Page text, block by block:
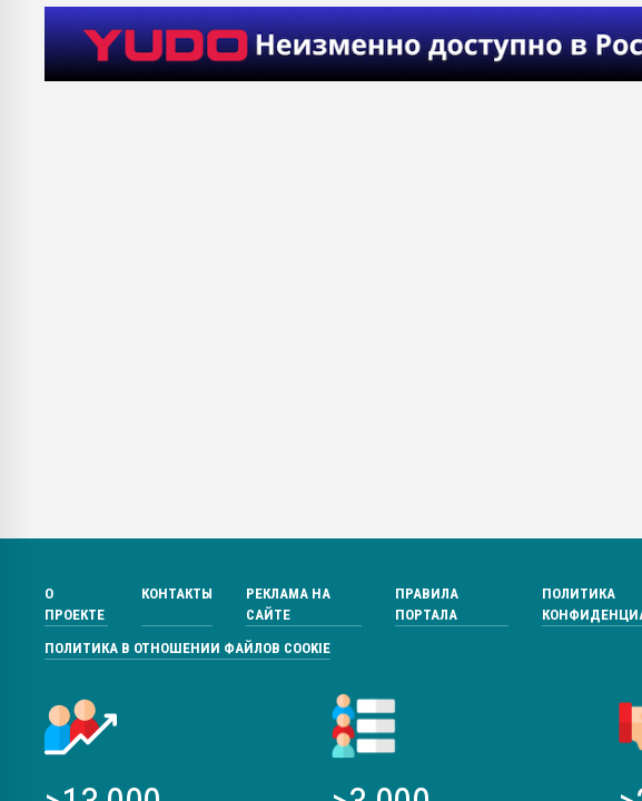
О
ПРОЕКТЕ
КОНТАКТЫ
РЕКЛАМА НА
САЙТЕ
ПРАВИЛА
ПОРТАЛА
ПОЛИТИКА
ПОЛИТИКА В ОТНОШЕНИИ ФАЙЛОВ COOKIE